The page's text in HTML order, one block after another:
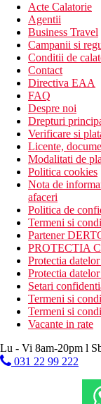
Acte Calatorie
Agentii
Business Travel
Campanii si
Conditii de
Contact
Directiva EAA
FAQ
Despre noi
Drepturi
Verificare si
Licente,
Modalitati de
Politica cookies
Nota de
afaceri
Politica de
Termeni si
Partener
PROTECTIA
Protectia
Protectia
Setari
Termeni si
Termeni si
Vacante in rate
Lu - Vi 8am-20pm l
031 22 99 222